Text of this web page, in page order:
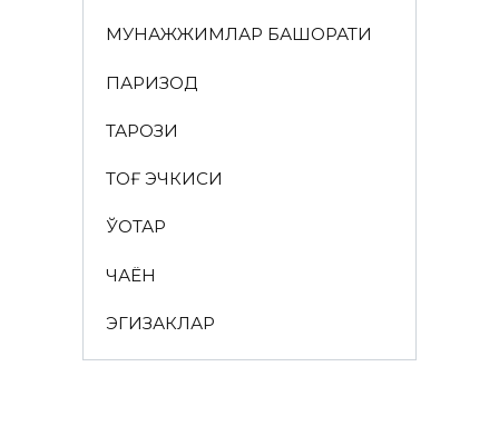
МУНАЖЖИМЛАР БАШОРАТИ
ПАРИЗОД
ТАРОЗИ
ТОҒ ЭЧКИСИ
ЎҚОТАР
ЧАЁН
ЭГИЗАКЛАР